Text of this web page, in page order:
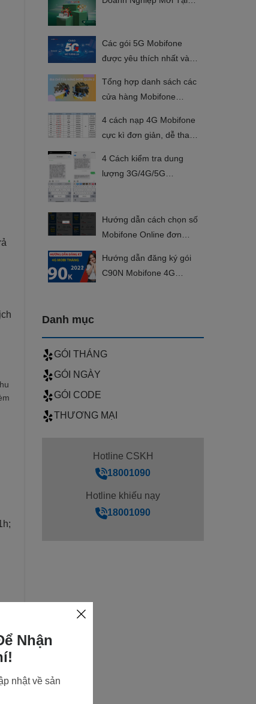
Nhận
nhật về sản
Các gói 5G Mobifone
được yêu thích nhất và
Tổng hợp danh sách các
cửa hàng Mobifone
4 cách nạp 4G Mobifone
cực kì đơn giản, dễ thao
4 Cách kiểm tra dung
lượng 3G/4G/5G
Hướng dẫn cách chọn số
Mobifone Online đơn
Hướng dẫn đăng ký gói
C90N Mobifone 4G
Danh mục
GÓI THÁNG
GÓI NGÀY
GÓI CODE
THƯƠNG MẠI
Hotline CSKH
18001090
Hotline khiếu nạy
18001090